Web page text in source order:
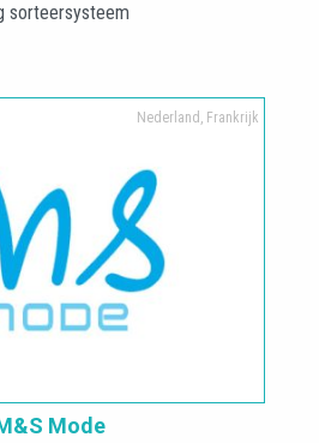
sorteersysteem
Mode
Nederland, Frankrijk